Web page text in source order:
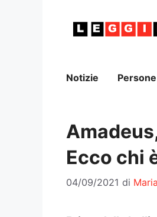
Notizie Persone
Ecco chi
04/09/2021 di